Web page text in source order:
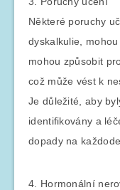
Některé poruchy
dyskalkulie,
mohou způsobit
což může vést k
Je důležité, aby
identifikovány a
dopady na
4. Hormonální